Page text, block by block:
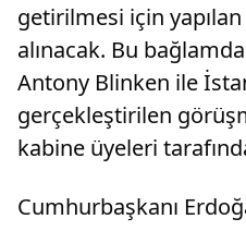
getirilmesi için
alınacak. Bu
Antony Blinken ile
gerçekleştirilen
kabine üyeleri
Cumhurbaşkanı